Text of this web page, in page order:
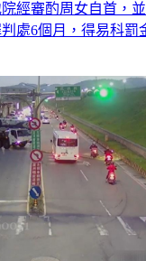
經審酌周女自首，
處6個月，得易科罰